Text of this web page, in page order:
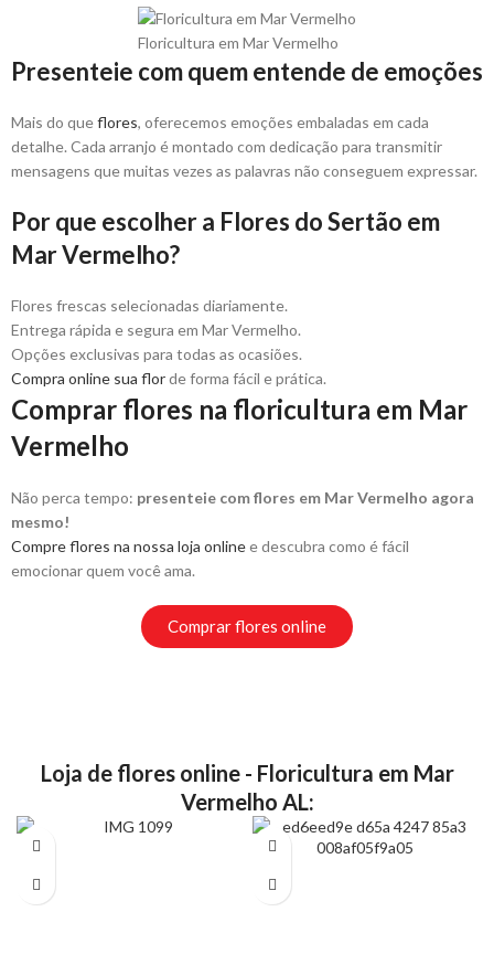
Floricultura em Mar Vermelho
Presenteie com quem entende de emoções
Mais do queflores, oferecemos emoções embaladas em cada
detalhe. Cada arranjo é montado com dedicação para transmitir
mensagens que muitas vezes as palavras não conseguem expressar.
Por que escolher a Flores do Sertão em
Mar Vermelho?
Flores frescas selecionadas diariamente.
Entrega rápida e segura em Mar Vermelho.
Opções exclusivas para todas as ocasiões.
Compra online sua florde forma fácil e prática.
Comprar flores na floricultura em Mar
Vermelho
Não perca tempo: presenteie com flores em Mar Vermelho agora
mesmo!
Compre flores na nossa loja onlinee descubra como é fácil
emocionar quem você ama.
Comprar flores online
Loja de flores online - Floricultura em Mar
Vermelho AL: